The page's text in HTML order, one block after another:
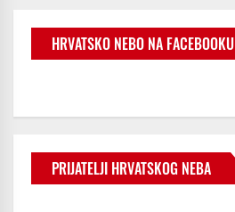
HRVATSKO NEBO NA FACEBOOKU
PRIJATELJI HRVATSKOG NEBA